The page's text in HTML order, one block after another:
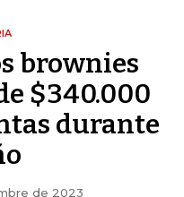
brownies
$340.000
durante
de 2023